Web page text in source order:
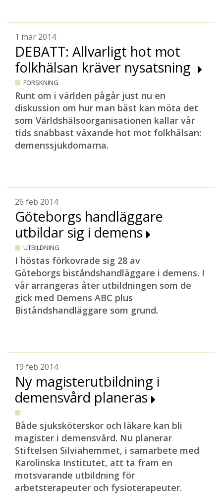
1 mar 2014
DEBATT: Allvarligt hot mot
folkhälsan kräver nysatsning
FORSKNING
Runt om i världen pågår just nu en
diskussion om hur man bäst kan möta det
som Världshälsoorganisationen kallar vår
tids snabbast växande hot mot folkhälsan:
demenssjukdomarna.
26 feb 2014
Göteborgs handläggare
utbildar sig i demens
UTBILDNING
I höstas förkovrade sig 28 av
Göteborgs biståndshandläggare i demens. I
vår arrangeras åter utbildningen som de
gick med Demens ABC plus
Biståndshandläggare som grund.
19 feb 2014
Ny magisterutbildning i
demensvård planeras
Både sjuksköterskor och läkare kan bli
magister i demensvård. Nu planerar
Stiftelsen Silviahemmet, i samarbete med
Karolinska Institutet, att ta fram en
motsvarande utbildning för
arbetsterapeuter och fysioterapeuter.